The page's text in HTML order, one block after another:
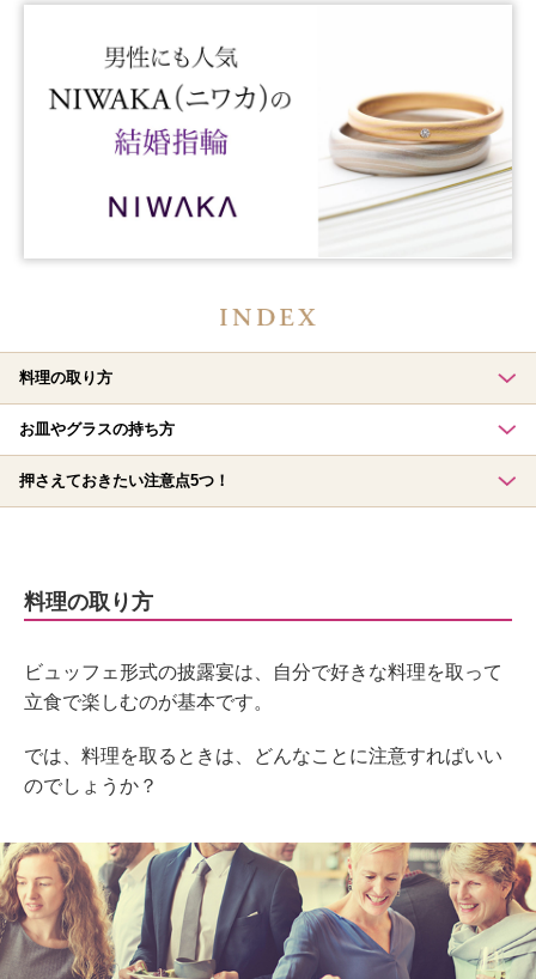
料理の取り方
お皿やグラスの持ち方
押さえておきたい注意点5つ！
料理の取り方
ビュッフェ形式の披露宴は、自分で好きな料理を取って
立食で楽しむのが基本です。
では、料理を取るときは、どんなことに注意すればいい
のでしょうか？